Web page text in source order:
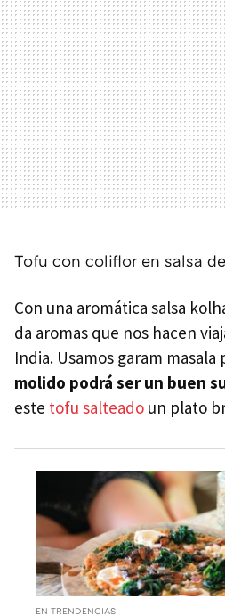
Tofu con coliflor en salsa
Con una aromática salsa
da aromas que nos hacen
India. Usamos garam masala
molido podrá ser un buen
este tofu salteado un plato
EN TRENDENCIAS